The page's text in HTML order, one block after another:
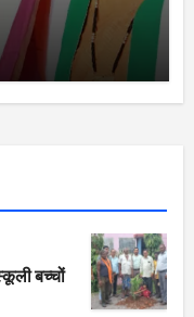
बच्चों